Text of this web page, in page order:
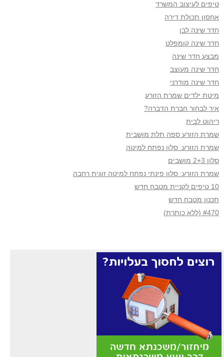
טיפים לעיצוב המשרד
אחסון תכולת דירה
חדר שינה לבן
חדר שינה קומפלט
מבצע חדר שינה
חדר שינה מעוצב
חדר שינה מודרני
מיטת ילדים שמרת הזורע
איך לבחור חברת הדברה?
ריהוט לבית
שמרת הזורע ספה תלת מושבית
שמרת הזורע: סלון נפתח למיטה
סלון 2+3 מושבים
שמרת הזורע: סלון פינתי נפתח למיטה זוגית רחבה
10 טיפים לקניית מטבח חדש
תכנון מטבח חדש
#470 (ללא כותרת)